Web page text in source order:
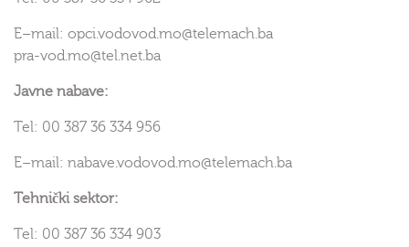
E–mail: opci.vodovod.mo@telemach.ba
pra-vod.mo@tel.net.ba
Javne nabave:
Tel: 00 387 36 334 956
E–mail: nabave.vodovod.mo@telemach.ba
Tehnički sektor:
Tel: 00 387 36 334 903